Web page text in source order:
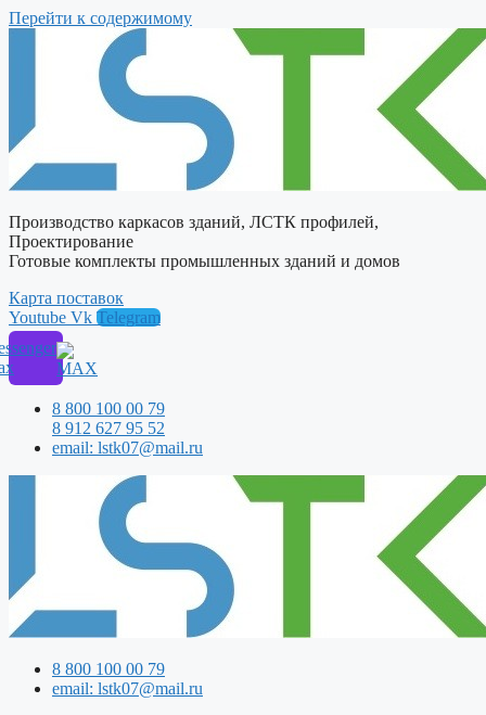
Перейти к содержимому
Производство каркасов зданий, ЛСТК профилей,
Проектирование
Готовые комплекты промышленных зданий и домов
Карта поставок
Youtube Vk Telegram
8 800 100 00 79
8 912 627 95 52
email: lstk07@mail.ru
8 800 100 00 79
email: lstk07@mail.ru